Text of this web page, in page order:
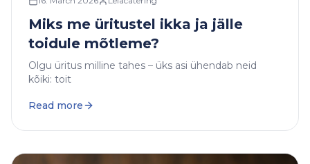
Miks me üritustel ikka ja jälle
toidule mõtleme?
Olgu üritus milline tahes – üks asi ühendab neid
kõiki: toit
Read more